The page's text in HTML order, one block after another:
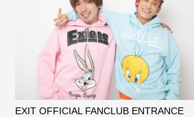
EXIT OFFICIAL FANCLUB ENTRANCE